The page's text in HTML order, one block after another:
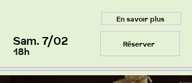
En savoir plus
Sam. 7/02
18h
Réserver